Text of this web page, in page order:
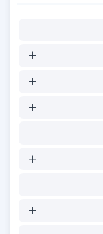
علمیه قم ـ
صفحه و با شمارگان 2000 جلد و به قیمت 5000 تومان منتشر
نمایید